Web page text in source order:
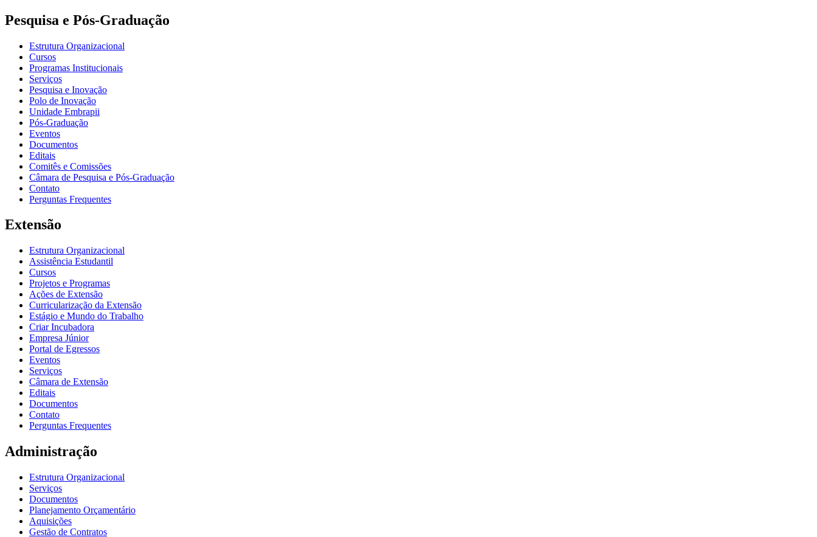
Pesquisa e Pós-Graduação
Estrutura Organizacional
Cursos
Programas Institucionais
Serviços
Pesquisa e Inovação
Polo de Inovação
Unidade Embrapii
Pós-Graduação
Eventos
Documentos
Editais
Comitês e Comissões
Câmara de Pesquisa e Pós-Graduação
Contato
Perguntas Frequentes
Extensão
Estrutura Organizacional
Assistência Estudantil
Cursos
Projetos e Programas
Ações de Extensão
Curricularização da Extensão
Estágio e Mundo do Trabalho
Criar Incubadora
Empresa Júnior
Portal de Egressos
Eventos
Serviços
Câmara de Extensão
Editais
Documentos
Contato
Perguntas Frequentes
Administração
Estrutura Organizacional
Serviços
Documentos
Planejamento Orçamentário
Aquisições
Gestão de Contratos